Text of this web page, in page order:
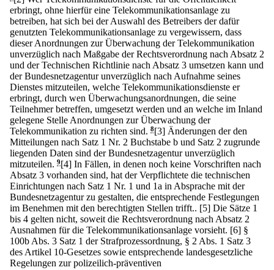
erbringt, ohne hierfür eine Telekommunikationsanlage zu
betreiben, hat sich bei der Auswahl des Betreibers der dafür
genutzten Telekommunikationsanlage zu vergewissern, dass
dieser Anordnungen zur Überwachung der Telekommunikation
unverzüglich nach Maßgabe der Rechtsverordnung nach Absatz 2
und der Technischen Richtlinie nach Absatz 3 umsetzen kann und
der Bundesnetzagentur unverzüglich nach Aufnahme seines
Dienstes mitzuteilen, welche Telekommunikationsdienste er
erbringt, durch wen Überwachungsanordnungen, die seine
Teilnehmer betreffen, umgesetzt werden und an welche im Inland
gelegene Stelle Anordnungen zur Überwachung der
Telekommunikation zu richten sind. 8[3] Änderungen der den
Mitteilungen nach Satz 1 Nr. 2 Buchstabe b und Satz 2 zugrunde
liegenden Daten sind der Bundesnetzagentur unverzüglich
mitzuteilen. 9[4] In Fällen, in denen noch keine Vorschriften nach
Absatz 3 vorhanden sind, hat der Verpflichtete die technischen
Einrichtungen nach Satz 1 Nr. 1 und 1a in Absprache mit der
Bundesnetzagentur zu gestalten, die entsprechende Festlegungen
im Benehmen mit den berechtigten Stellen trifft.. [5] Die Sätze 1
bis 4 gelten nicht, soweit die Rechtsverordnung nach Absatz 2
Ausnahmen für die Telekommunikationsanlage vorsieht. [6] §
100b Abs. 3 Satz 1 der Strafprozessordnung, § 2 Abs. 1 Satz 3
des Artikel 10-Gesetzes sowie entsprechende landesgesetzliche
Regelungen zur polizeilich-präventiven